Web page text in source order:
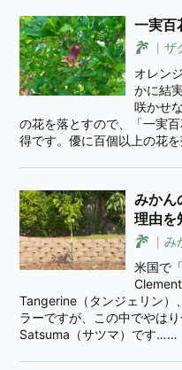
一実百
ザ
オレン
かに結
咲かせ
の花を落とすので、「一実
得です。優に百個以上の花
みかん
理由を
み
米国で
Tangerine（タンジェリン）
ラーですが、この中でやは
Satsuma（サツマ）です……